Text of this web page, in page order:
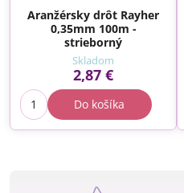
Aranžérsky drôt Rayher
0,35mm 100m -
strieborný
Skladom
2,87 €
Do košíka